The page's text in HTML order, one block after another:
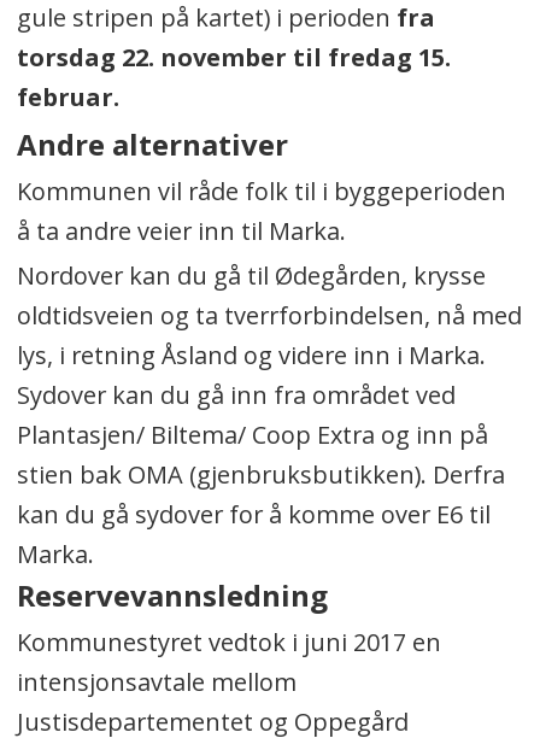
gule stripen på kartet) i perioden fra
torsdag 22. november til fredag 15.
februar.
Andre alternativer
Kommunen vil råde folk til i byggeperioden
å ta andre veier inn til Marka.
Nordover kan du gå til Ødegården, krysse
oldtidsveien og ta tverrforbindelsen, nå med
lys, i retning Åsland og videre inn i Marka.
Sydover kan du gå inn fra området ved
Plantasjen/ Biltema/ Coop Extra og inn på
stien bak OMA (gjenbruksbutikken). Derfra
kan du gå sydover for å komme over E6 til
Marka.
Reservevannsledning
Kommunestyret vedtok i juni 2017 en
intensjonsavtale mellom
Justisdepartementet og Oppegård